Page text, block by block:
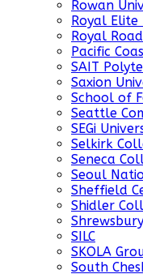
Rowan
Royal
Royal
Pacific
SAIT
Saxion
School of
Seattle
SEGi
Selkirk
Seneca
Seoul
Sheffield
Shidler
SILC
SKOLA
South